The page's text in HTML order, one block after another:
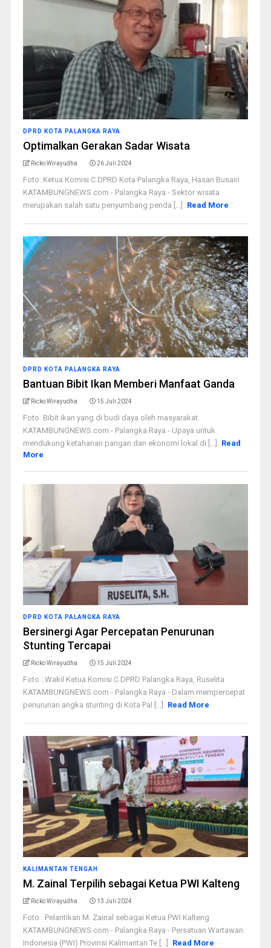
DPRD KOTA PALANGKA RAYA
Optimalkan Gerakan Sadar Wisata
Ricko Wirayudha 26 Juli 2024
Foto: Ketua Komisi C DPRD Kota Palangka Raya, Hasan Busairi
KATAMBUNGNEWS.com - Palangka Raya - Sektor wisata
merupakan salah satu penyumbang penda [...]
Read More
DPRD KOTA PALANGKA RAYA
Bantuan Bibit Ikan Memberi Manfaat Ganda
Ricko Wirayudha 15 Juli 2024
Foto: Bibit ikan yang di budi daya oleh masyarakat.
KATAMBUNGNEWS.com - Palangka Raya - Upaya untuk
mendukung ketahanan pangan dan ekonomi lokal di [...]
Read
More
DPRD KOTA PALANGKA RAYA
Bersinergi Agar Percepatan Penurunan
Stunting Tercapai
Ricko Wirayudha 15 Juli 2024
Foto : Wakil Ketua Komisi C DPRD Palangka Raya, Ruselita
KATAMBUNGNEWS.com - Palangka Raya - Dalam mempercepat
penurunan angka stunting di Kota Pal [...]
Read More
KALIMANTAN TENGAH
M. Zainal Terpilih sebagai Ketua PWI Kalteng
Ricko Wirayudha 13 Juli 2024
Foto : Pelantikan M. Zainal sebagai Ketua PWI Kalteng
KATAMBUNGNEWS.com - Palangka Raya - Persatuan Wartawan
Indonesia (PWI) Provinsi Kalimantan Te [...]
Read More